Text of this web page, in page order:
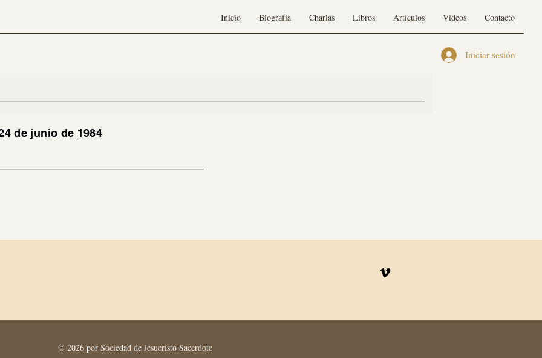
Inicio Biografía Charlas Libros Artículos Videos Contacto
Iniciar sesión
de junio de 1984
© 2026 por Sociedad de Jesucristo Sacerdote